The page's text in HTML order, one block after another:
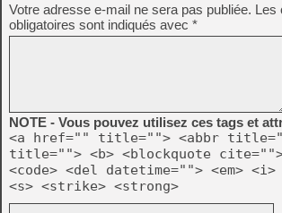
Votre adresse e-mail ne sera pas publiée. Les
obligatoires sont indiqués avec *
NOTE - Vous pouvez utilisez ces tags et
<a href="" title=""> <abbr
title=""> <b> <blockquote
<code> <del datetime=""> <em>
<s> <strike> <strong>